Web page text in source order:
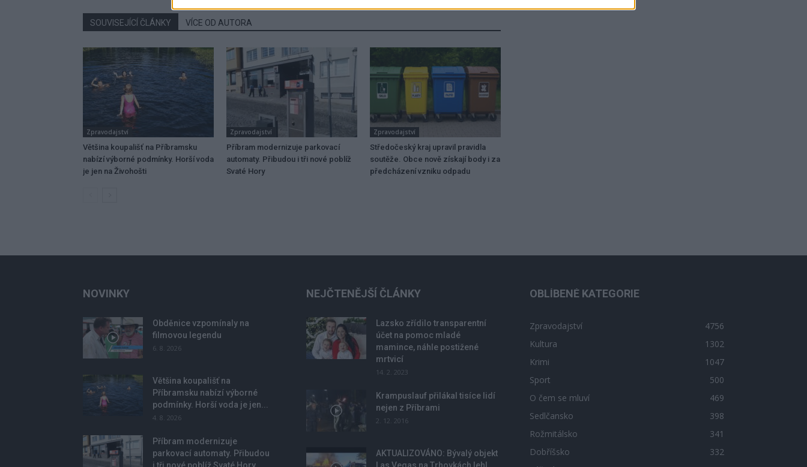
SOUVISEJÍCÍ ČLÁNKY VÍCE OD AUTORA
Zpravodajství
Většina koupališť na Příbramsku
nabízí výborné podmínky. Horší voda
je jen na Živohošti
Zpravodajství
Příbram modernizuje parkovací
automaty. Přibudou i tři nové poblíž
Svaté Hory
Zpravodajství
Středočeský kraj upravil pravidla
soutěže. Obce nově získají body i za
předcházení vzniku odpadu
NOVINKY
Obděnice vzpomínaly na
filmovou legendu
6. 8. 2026
Většina koupališť na
Příbramsku nabízí výborné
podmínky. Horší voda je jen...
4. 8. 2026
Příbram modernizuje
parkovací automaty. Přibudou
NEJČTENĚJŠÍ ČLÁNKY
Lazsko zřídilo transparentní
účet na pomoc mladé
mamince, náhle postižené
mrtvicí
14. 2. 2023
Krampuslauf přilákal tisíce lidí
nejen z Příbrami
2. 12. 2016
AKTUALIZOVÁNO: Bývalý objekt
OBLÍBENÉ KATEGORIE
Zpravodajství
4756
Kultura
1302
Krimi
1047
Sport
500
O čem se mluví
469
Sedlčansko
398
Rožmitálsko
341
Dobříšsko
332